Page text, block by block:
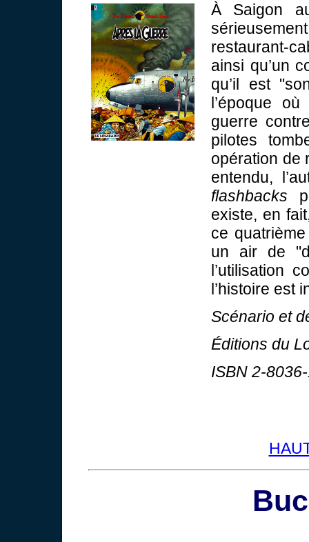
À Saigon
restaurant-
ainsi qu’un
qu’il est
l’époque
guerre
pilotes
opération de
entendu,
flashbacks
existe, en
ce
un air de
l’utilisation
l’histoire est
Scénario et
Éditions du
ISBN 2-